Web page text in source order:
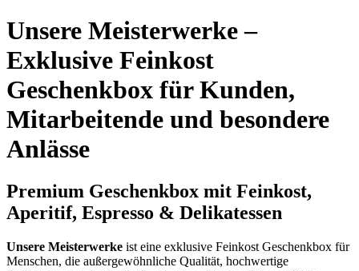
Unsere Meisterwerke –
Exklusive Feinkost
Geschenkbox für Kunden,
Mitarbeitende und besondere
Anlässe
Premium Geschenkbox mit Feinkost,
Aperitif, Espresso & Delikatessen
Unsere Meisterwerke ist eine exklusive Feinkost Geschenkbox für
Menschen, die außergewöhnliche Qualität, hochwertige